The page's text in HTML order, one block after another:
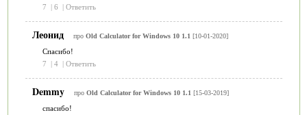
7
| 6 | Ответить
Леонид про Old Calculator for Windows 10 1.1 [10-01-2020]
Спасибо!
7
| 4 | Ответить
Demmy про Old Calculator for Windows 10 1.1 [15-03-2019]
спасибо!